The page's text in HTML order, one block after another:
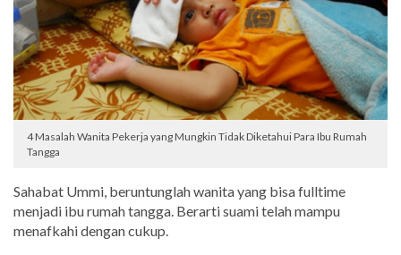
4 Masalah Wanita Pekerja yang Mungkin Tidak Diketahui Para Ibu Rumah
Tangga
Sahabat Ummi, beruntunglah wanita yang bisa fulltime
menjadi ibu rumah tangga. Berarti suami telah mampu
menafkahi dengan cukup.